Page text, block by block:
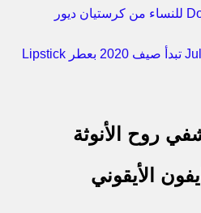
عطر دولشي فيتا Dolce Vita للنساء من كرستيان ديور
مجموعة Juliette Has A Gun تبدأ صيف 2020 بعطر Lipstick
روح الأنوثة
الأيقوني